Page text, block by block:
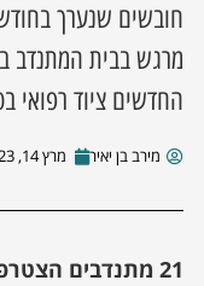
עסקים
חובשים שנערך
החדשים ציוד רפואי
מירב בן יאיר מרץ 14, 2023
21 מתנדבים הצטרפו למערך הצלת חיים: